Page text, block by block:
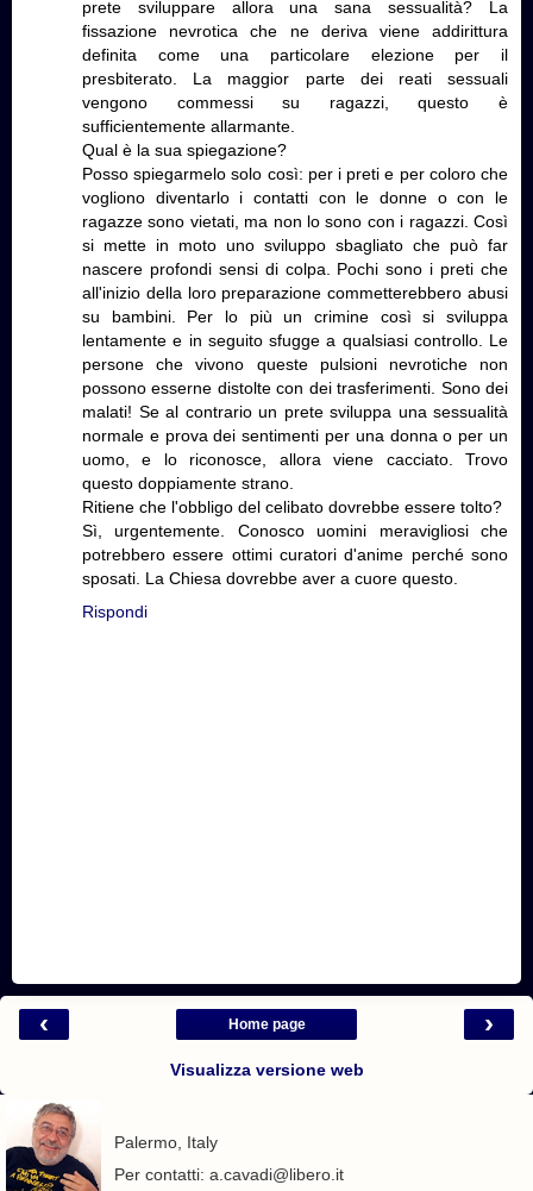
prete sviluppare allora una sana sessualità? La
fissazione nevrotica che ne deriva viene addirittura
definita come una particolare elezione per il
presbiterato. La maggior parte dei reati sessuali
vengono commessi su ragazzi, questo è
sufficientemente allarmante.
Qual è la sua spiegazione?
Posso spiegarmelo solo così: per i preti e per coloro che
vogliono diventarlo i contatti con le donne o con le
ragazze sono vietati, ma non lo sono con i ragazzi. Così
si mette in moto uno sviluppo sbagliato che può far
nascere profondi sensi di colpa. Pochi sono i preti che
all'inizio della loro preparazione commetterebbero abusi
su bambini. Per lo più un crimine così si sviluppa
lentamente e in seguito sfugge a qualsiasi controllo. Le
persone che vivono queste pulsioni nevrotiche non
possono esserne distolte con dei trasferimenti. Sono dei
malati! Se al contrario un prete sviluppa una sessualità
normale e prova dei sentimenti per una donna o per un
uomo, e lo riconosce, allora viene cacciato. Trovo
questo doppiamente strano.
Ritiene che l'obbligo del celibato dovrebbe essere tolto?
Sì, urgentemente. Conosco uomini meravigliosi che
potrebbero essere ottimi curatori d'anime perché sono
sposati. La Chiesa dovrebbe aver a cuore questo.
Rispondi
‹ ›
Home page
Visualizza versione web
Palermo, Italy
Per contatti: a.cavadi@libero.it